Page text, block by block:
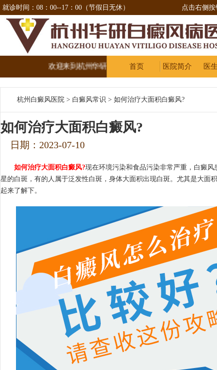
就诊时间：08：00--17：00（节假日无休） 点击右侧
首页 医院简介 医
欢迎来到杭州华研治疗白癜风医院
杭州白癜风医院 > 白癜风常识 > 如何治疗大面积白癜风?
如何治疗大面积白癜风?
日期：2023-07-10
如何治疗大面积白癜风?现在环境污染和食品污染非常严重，白癜
星的白斑，有的人属于泛发性白斑，身体大面积出现白斑。尤其是大面
起来了解下。